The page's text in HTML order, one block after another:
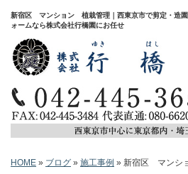
新宿区 マンション 植栽管理｜西東京市で剪定・造園
ォームなら株式会社行橋園にお任せ
HOME » ブログ » 施工事例 » 新宿区 マンシ